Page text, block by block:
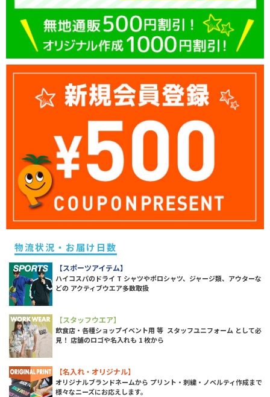
物流状況・お届け日数
【スポーツアイテム】
ハイコスパのドライ T シャツやポロシャツ、ジャージ類、アウターな
どの アクティブウエア多数取扱
【スタッフウエア】
飲食店・各種ショップイベント用 等 スタッフユニフォーム として必
見！ 店舗のロゴや名入れも 1 枚から
【名入れ・オリジナル】
オリジナルブランドネームから プリント・刺繍・ノベルティ作成まで
様々なニーズにお応えします。